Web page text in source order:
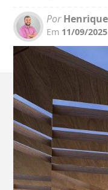
Por
Em 11/09/